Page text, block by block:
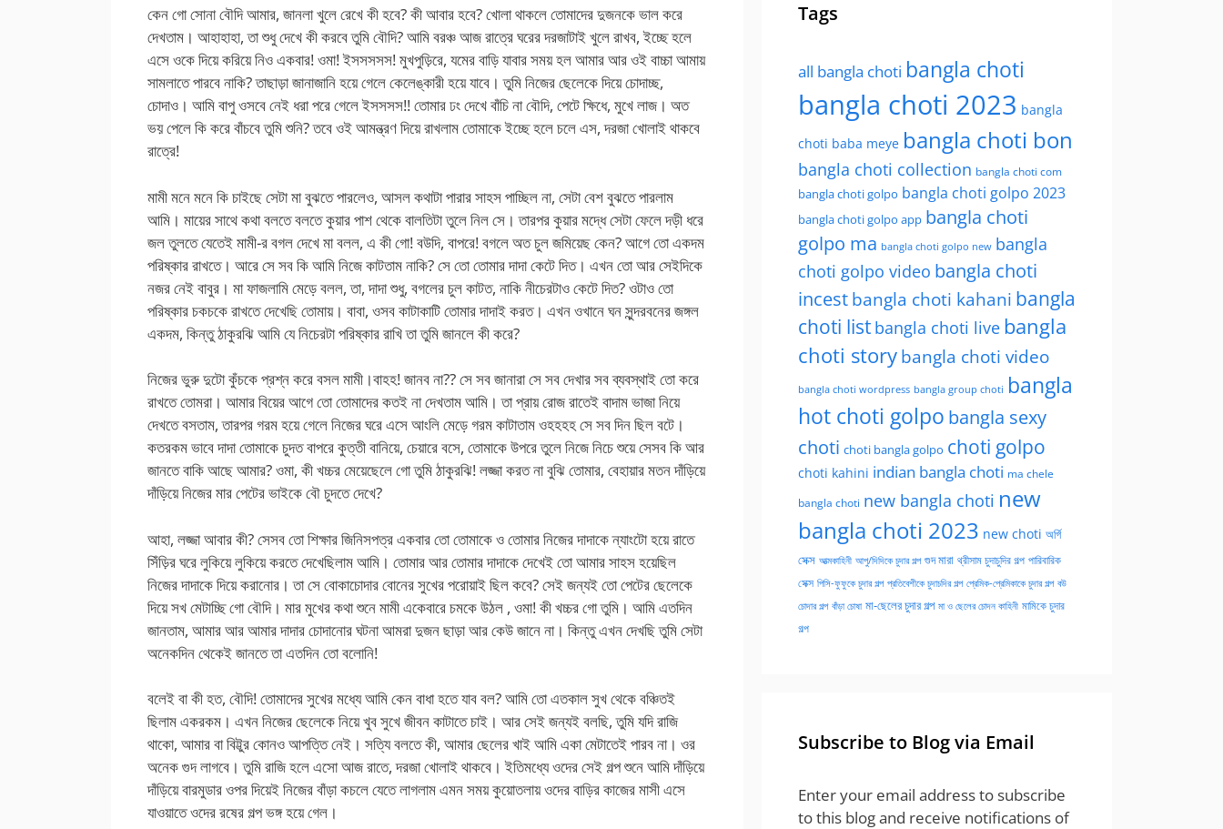
কেন গো সোনা বৌদি আমার, জানলা খুলে রেখে কী হবে? কী আবার হবে? খোলা থাকলে তোমাদের দুজনকে ভাল করে
দেখতাম। আহাহাহা, তা শুধু দেখে কী করবে তুমি বৌদি? আমি বরঞ্চ আজ রাত্রে ঘরের দরজাটাই খুলে রাখব, ইচ্ছে হলে
এসে ওকে দিয়ে করিয়ে নিও একবার! ওমা! ইসসসসস! মুখপুড়িরে, যমের বাড়ি যাবার সময় হল আমার আর ওই বাচ্চা আমায়
সামলাতে পারবে নাকি? তাছাড়া জানাজানি হয়ে গেলে কেলেঙ্কারী হয়ে যাবে। তুমি নিজের ছেলেকে দিয়ে চোদাচ্ছ,
চোদাও। আমি বাপু ওসবে নেই ধরা পরে গেলে ইসসসস!! তোমার ঢং দেখে বাঁচি না বৌদি, পেটে ক্ষিধে, মুখে লাজ। অত
ভয় পেলে কি করে বাঁচবে তুমি শুনি? তবে ওই আমন্ত্রণ দিয়ে রাখলাম তোমাকে ইচ্ছে হলে চলে এস, দরজা খোলাই থাকবে
রাত্রে!
মামী মনে মনে কি চাইছে সেটা মা বুঝতে পারলেও, আসল কথাটা পারার সাহস পাচ্ছিল না, সেটা বেশ বুঝতে পারলাম
আমি। মায়ের সাথে কথা বলতে বলতে কুয়ার পাশ থেকে বালতিটা তুলে নিল সে। তারপর কুয়ার মদ্ধে সেটা ফেলে দড়ী ধরে
জল তুলতে যেতেই মামী-র বগল দেখে মা বলল, এ কী গো! বউদি, বাপরে! বগলে অত চুল জমিয়েছ কেন? আগে তো একদম
পরিষ্কার রাখতে। আরে সে সব কি আমি নিজে কাটতাম নাকি? সে তো তোমার দাদা কেটে দিত। এখন তো আর সেইদিকে
নজর নেই বাবুর। মা ফাজলামি মেড়ে বলল, তা, দাদা শুধু, বগলের চুল কাটত, নাকি নীচেরটাও কেটে দিত? ওটাও তো
পরিষ্কার চকচকে রাখতে দেখেছি তোমায়। বাবা, ওসব কাটাকাটি তোমার দাদাই করত। এখন ওখানে ঘন সুন্দরবনের জঙ্গল
একদম, কিন্তু ঠাকুরঝি আমি যে নিচেরটা পরিষ্কার রাখি তা তুমি জানলে কী করে?
নিজের ভুরু দুটো কুঁচকে প্রশ্ন করে বসল মামী।বাহহ! জানব না?? সে সব জানারা সে সব দেখার সব ব্যবস্থাই তো করে
রাখতে তোমরা। আমার বিয়ের আগে তো তোমাদের কতই না দেখতাম আমি। তা প্রায় রোজ রাতেই বাদাম ভাজা নিয়ে
দেখতে বসতাম, তারপর গরম হয়ে গেলে নিজের ঘরে এসে আংলি মেড়ে গরম কাটাতাম ওহহহহ সে সব দিন ছিল বটে।
কতরকম ভাবে দাদা তোমাকে চুদত বাপরে কুত্তী বানিয়ে, চেয়ারে বসে, তোমাকে উপরে তুলে নিজে নিচে শুয়ে সেসব কি আর
জানতে বাকি আছে আমার? ওমা, কী খচ্চর মেয়েছেলে গো তুমি ঠাকুরঝি! লজ্জা করত না বুঝি তোমার, বেহায়ার মতন দাঁড়িয়ে
দাঁড়িয়ে নিজের মার পেটের ভাইকে বৌ চুদতে দেখে?
আহা, লজ্জা আবার কী? সেসব তো শিক্ষার জিনিসপত্র একবার তো তোমাকে ও তোমার নিজের দাদাকে ন্যাংটো হয়ে রাতে
সিঁড়ির ঘরে লুকিয়ে লুকিয়ে করতে দেখেছিলাম আমি। তোমার আর তোমার দাদাকে দেখেই তো আমার সাহস হয়েছিল
নিজের দাদাকে দিয়ে করানোর। তা সে বোকাচোদার বোনের সুখের পরোয়াই ছিল কবে? সেই জন্যই তো পেটের ছেলেকে
দিয়ে সখ মেটাচ্ছি গো বৌদি। মার মুখের কথা শুনে মামী একেবারে চমকে উঠল , ওমা! কী খচ্চর গো তুমি। আমি এতদিন
জানতাম, আমার আর আমার দাদার চোদানোর ঘটনা আমরা দুজন ছাড়া আর কেউ জানে না। কিন্তু এখন দেখছি তুমি সেটা
অনেকদিন থেকেই জানতে তা এতদিন তো বলোনি!
বলেই বা কী হত, বৌদি! তোমাদের সুখের মধ্যে আমি কেন বাধা হতে যাব বল? আমি তো এতকাল সুখ থেকে বঞ্চিতই
ছিলাম একরকম। এখন নিজের ছেলেকে নিয়ে খুব সুখে জীবন কাটাতে চাই। আর সেই জন্যই বলছি, তুমি যদি রাজি
থাকো, আমার বা বিট্টুর কোনও আপত্তি নেই। সত্যি বলতে কী, আমার ছেলের খাই আমি একা মেটাতেই পারব না। ওর
অনেক গুদ লাগবে। তুমি রাজি হলে এসো আজ রাতে, দরজা খোলাই থাকবে। ইতিমধ্যে ওদের সেই গল্প শুনে আমি দাঁড়িয়ে
দাঁড়িয়ে বারমুডার ওপর দিয়েই নিজের বাঁড়া কচলে যেতে লাগলাম এমন সময় কুয়োতলায় ওদের বাড়ির কাজের মাসী এসে
যাওয়াতে ওদের রষের গল্প ভঙ্গ হয়ে গেল।
Tags
all bangla choti bangla choti
bangla choti 2023 bangla
choti baba meye bangla choti bon
bangla choti collection bangla choti com
bangla choti golpo bangla choti golpo 2023
bangla choti golpo app bangla choti
golpo ma bangla choti golpo new bangla
choti golpo video bangla choti
incestbangla choti kahani bangla
choti list bangla choti live bangla
choti storybangla choti video
bangla choti wordpress bangla group choti bangla
hot choti golpo bangla sexy
choti choti bangla golpo choti golpo
choti kahini indian bangla choti ma chele
bangla choti new bangla choti new
bangla choti 2023 new choti অর্গি
সেক্স আত্মকাহিনী আপু/দিদিকে চুদার গল্প গুদ মারা থ্রীসাম চুদাচুদির গল্প পারিবারিক
সেক্স পিসি-ফুফুকে চুদার গল্প প্রতিবেশীকে চুদাচদির গল্প প্রেমিক-প্রেমিকাকে চুদার গল্প বউ
চোদার গল্প বাঁড়া চোষা মা-ছেলের চুদার গল্প মা ও ছেলের চোদন কাহিনী মামিকে চুদার
গল্প
Subscribe to Blog via Email
Enter your email address to subscribe
to this blog and receive notifications of